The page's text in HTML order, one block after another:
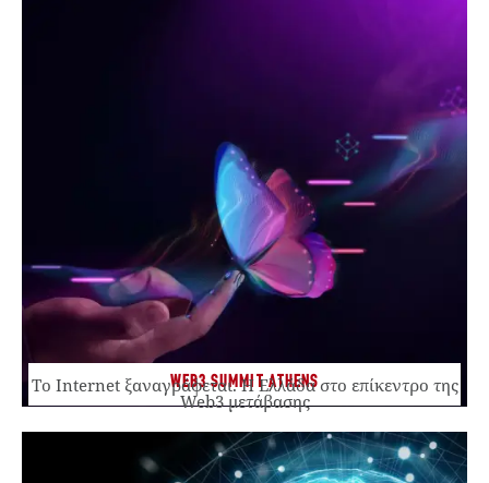
WEB3 SUMMIT ATHENS
Το Internet ξαναγράφεται. Η Ελλάδα στο επίκεντρο της
Web3 μετάβασης